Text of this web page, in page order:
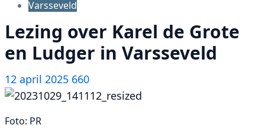
Varsseveld
Lezing over Karel de Grote
en Ludger in Varsseveld
12 april 2025 660
Foto: PR